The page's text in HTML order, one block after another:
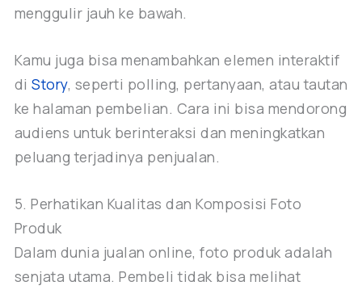
menggulir jauh ke bawah.
Kamu juga bisa menambahkan elemen interaktif
di Story, seperti polling, pertanyaan, atau tautan
ke halaman pembelian. Cara ini bisa mendorong
audiens untuk berinteraksi dan meningkatkan
peluang terjadinya penjualan.
5. Perhatikan Kualitas dan Komposisi Foto
Produk
Dalam dunia jualan online, foto produk adalah
senjata utama. Pembeli tidak bisa melihat